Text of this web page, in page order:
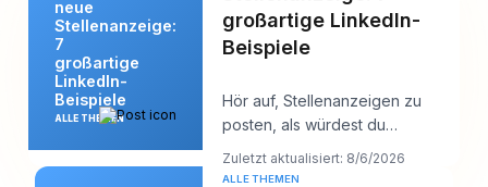
neue
Stellenanzeige:
7
großartige
LinkedIn-
Beispiele
ALLE THEMEN
großartige LinkedIn-
Beispiele
Hör auf, Stellenanzeigen zu
posten, als würdest du
Papierkram einreichen, und fang
an, sie so zu sch
Zuletzt aktualisiert: 8/6/2026
ALLE THEMEN